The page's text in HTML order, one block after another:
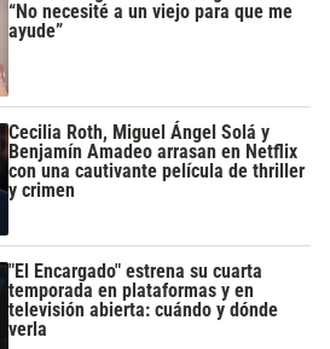
“No necesité a un viejo para que me
ayude”
Cecilia Roth, Miguel Ángel Solá y
Benjamín Amadeo arrasan en Netflix
con una cautivante película de thriller
y crimen
"El Encargado" estrena su cuarta
temporada en plataformas y en
televisión abierta: cuándo y dónde
verla